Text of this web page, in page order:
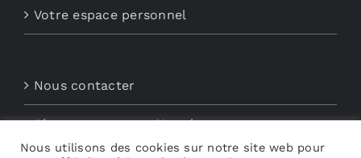
Votre espace personnel
Nous contacter
Abonnements aux Newsletters
Nous utilisons des cookies sur notre site web pour